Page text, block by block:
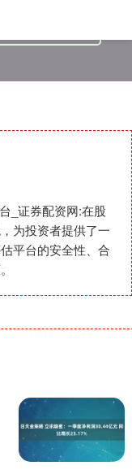
_证券配资网:在股
为投资者提供了一
平台的安全性、合